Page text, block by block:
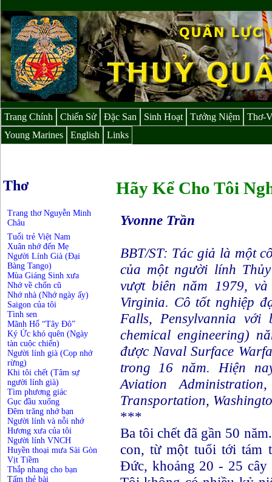
Trang Chính Chiến Sử Đặc San Sinh Hoạt Tưởng Niệm
Thơ-
Young Marines
English Links
Thơ
Trang thơ Nguyễn Minh
Châu
Tuổi trẻ Việt Nam
Xuân nhớ đến Mẹ
Người Lính Già (Đại
Bàng Tango)
Mùa Giáng Sinh xưa
Nhớ về chốn cũ
Nhớ nhà (Nhớ ngày ấy)
Saigon của tôi
Tình sen
Mãnh Hổ “Tây Đô”
Ký Ức khó quên (Ngày
tàn cuộc chiến)
Người lính già (Cọp nhớ
rừng)
Khi tôi chết (Tâm sự
người lính già)
Tìm phương giác
Gục đầu xuống
Đêm trăng nhớ bạn
Người lính và nỗi nhớ
Hương xưa của tôi
Người lính VNCH
Huyền thoại mưa Sài Gòn
Vịt Tiềm
Thắp nhang cho bạn
Tấm thẻ bài
Hãy Kể Cho Tôi
Yvonne Trần
BBT/ST: Tác giả là một
của một người lính
vượt biên năm 1979,
Virginia. Cô tốt nghiệp
Falls, Pensylvannia
chemical engineering)
được Naval Surface
trong 16 năm. Hiện
Aviation
Transportation,
***
Ba tôi chết đã gần 50
con, từ một tuổi tới tám
Đức, khoảng 20 - 25 cây